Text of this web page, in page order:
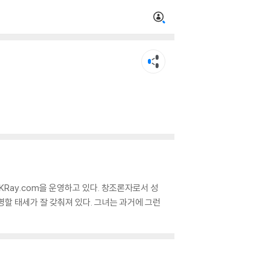
을 운영하고 있다. 창조론자로서 성
태세가 잘 갖춰져 있다. 그녀는 과거에 그런